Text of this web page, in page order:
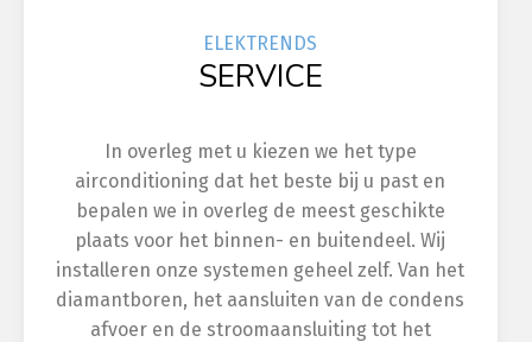
ELEKTRENDS
SERVICE
In overleg met u kiezen we het type
airconditioning dat het beste bij u past en
bepalen we in overleg de meest geschikte
plaats voor het binnen- en buitendeel. Wij
installeren onze systemen geheel zelf. Van het
diamantboren, het aansluiten van de condens
afvoer en de stroomaansluiting tot het